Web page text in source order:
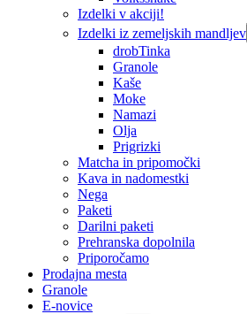
Izdelki v akciji!
Izdelki iz zemeljskih mandljev
drobTinka
Granole
Kaše
Moke
Namazi
Olja
Prigrizki
Matcha in pripomočki
Kava in nadomestki
Nega
Paketi
Darilni paketi
Prehranska dopolnila
Priporočamo
Prodajna mesta
Granole
E-novice